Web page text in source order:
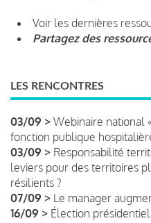
Voir les dernières
Partagez des
LES RENCONTRES
03/09 > Webinaire national
fonction publique
03/09 > Responsabilité
leviers pour des territoires
résilients ?
07/09 > Le manager
16/09 > Élection